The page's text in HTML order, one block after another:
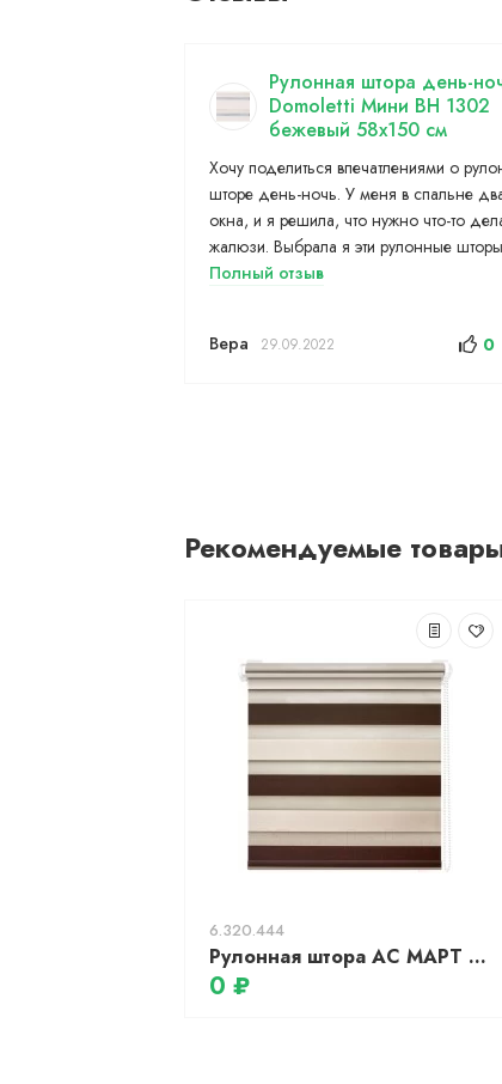
Рулонная штора день-
Domoletti Мини BH 1302
бежевый 58x150 см
Хочу поделиться впечатлениями о
шторе день-ночь. У меня в спальне
окна, и я решила, что нужно что-то
жалюзи. Выбрала я эти рулонные
Полный отзыв
Вера 29.09.2022 0
Рекомендуемые
6.320.444
Рулонная штора АС МАРТ Биаро 52x160 (ваниль/шоколад)
0 ₽